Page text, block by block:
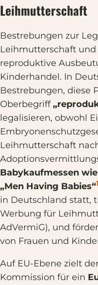
Leihmutterschaft
Bestrebungen zur
Leihmutterschaft
reproduktive
Kinderhandel. In
Bestrebungen, diese
Oberbegriff
legalisieren, obwohl
Leihmutterschaft
Babykaufmessen
„Men Having Babies“
in Deutschland statt,
Werbung für
AdVermiG), und
von Frauen und
Auf EU-Ebene zielt
Kommission für ein